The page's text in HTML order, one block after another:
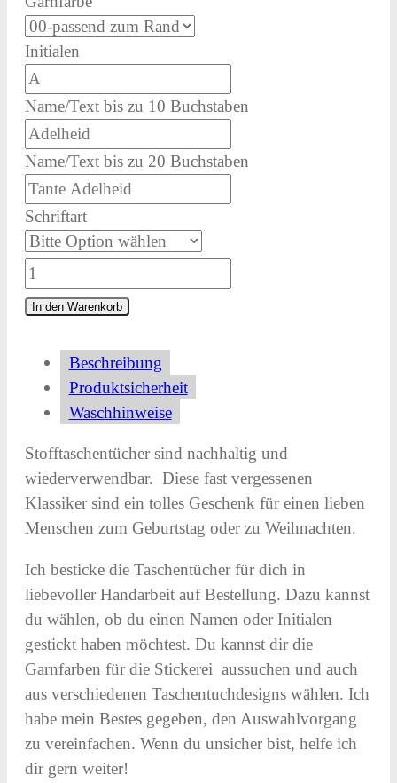
Initialen
Name/Text bis zu 10 Buchstaben
Name/Text bis zu 20 Buchstaben
Schriftart
Taschentuch
mit
Namensstickerei
Initialen
Blautönen
Menge
In den Warenkorb
Beschreibung
Produktsicherheit
Waschhinweise
Stofftaschentücher sind nachhaltig und
wiederverwendbar. Diese fast vergessenen
Klassiker sind ein tolles Geschenk für einen lieben
Menschen zum Geburtstag oder zu Weihnachten.
Ich besticke die Taschentücher für dich in
liebevoller Handarbeit auf Bestellung. Dazu kannst
du wählen, ob du einen Namen oder Initialen
gestickt haben möchtest. Du kannst dir die
Garnfarben für die Stickerei aussuchen und auch
aus verschiedenen Taschentuchdesigns wählen. Ich
habe mein Bestes gegeben, den Auswahlvorgang
zu vereinfachen. Wenn du unsicher bist, helfe ich
dir gern weiter!